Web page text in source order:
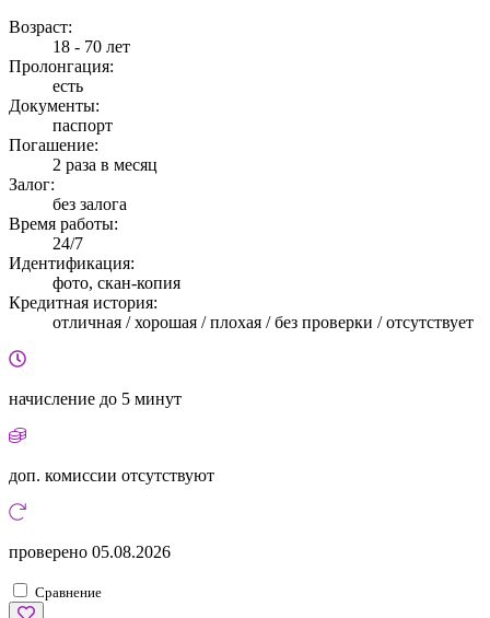
Возраст:
18 - 70 лет
Пролонгация:
есть
Документы:
паспорт
Погашение:
2 раза в месяц
Залог:
без залога
Время работы:
24/7
Идентификация:
фото, скан-копия
Кредитная история:
отличная / хорошая / плохая / без проверки / отсутствует
начисление до 5 минут
доп. комиссии отсутствуют
проверено 05.08.2026
Сравнение